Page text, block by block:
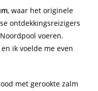
, waar het originele
ontdekkingsreizigers
voeren.
ik voelde me even
met gerookte zalm